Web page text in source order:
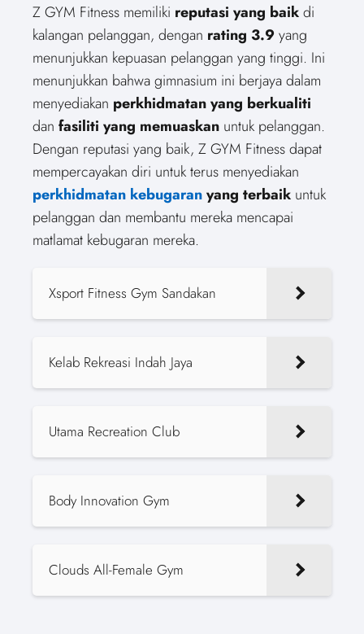
Z GYM Fitness memiliki reputasi yang baikdi
kalangan pelanggan, dengan rating 3.9 yang
menunjukkan kepuasan pelanggan yang tinggi. Ini
menunjukkan bahwa gimnasium ini berjaya dalam
menyediakan perkhidmatan yang berkualiti
dan fasiliti yang memuaskan untuk pelanggan.
Dengan reputasi yang baik, Z GYM Fitness dapat
mempercayakan diri untuk terus menyediakan
perkhidmatan kebugaranyang terbaik untuk
pelanggan dan membantu mereka mencapai
matlamat kebugaran mereka.
Xsport Fitness Gym Sandakan
Kelab Rekreasi Indah Jaya
Utama Recreation Club
Body Innovation Gym
Clouds All-Female Gym